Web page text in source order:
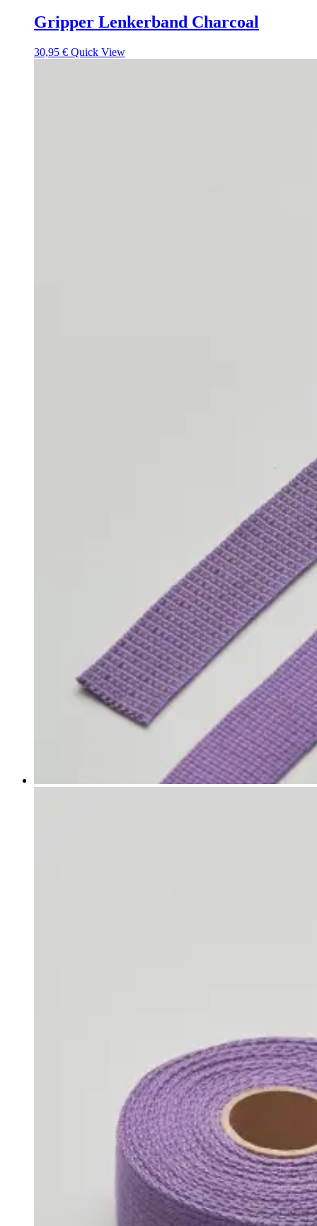
Gripper Lenkerband Charcoal
30,95 € Quick View